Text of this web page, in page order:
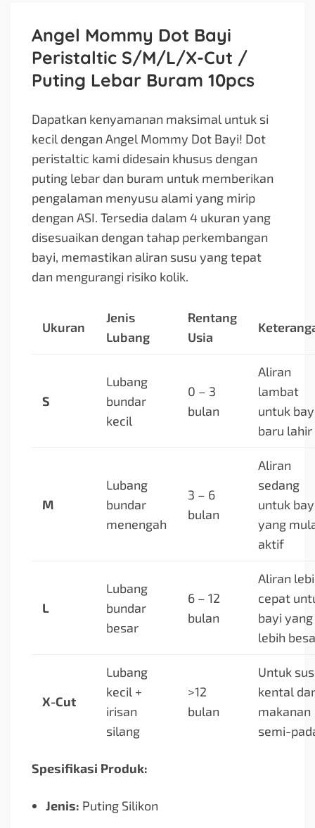
Angel Mommy Dot Bayi
Peristaltic S/M/L/X-Cut /
Puting Lebar Buram 10pcs
Dapatkan kenyamanan maksimal untuk si
kecil dengan Angel Mommy Dot Bayi! Dot
peristaltic kami didesain khusus dengan
puting lebar dan buram untuk memberikan
pengalaman menyusu alami yang mirip
dengan ASI. Tersedia dalam 4 ukuran yang
disesuaikan dengan tahap perkembangan
bayi, memastikan aliran susu yang tepat
dan mengurangi risiko kolik.
Ukuran
Jenis
Lubang
Rentang
Usia
S
Lubang
bundar
kecil
0 – 3
bulan
Aliran
lambat
untuk
baru lahir
M
Lubang
bundar
menengah
3 – 6
bulan
Aliran
sedang
untuk
yang
aktif
L
Lubang
bundar
besar
6 – 12
bulan
Aliran
cepat
bayi yang
lebih
X-Cut
Lubang
kecil +
irisan
silang
>12
bulan
Untuk
kental
makanan
semi-
Spesifikasi Produk:
Jenis: Puting Silikon